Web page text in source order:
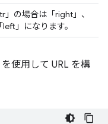
」の場合は「right」、
」になります。
を使用して URL を構